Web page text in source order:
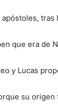
apóstoles,
que era de
y Lucas
su origen